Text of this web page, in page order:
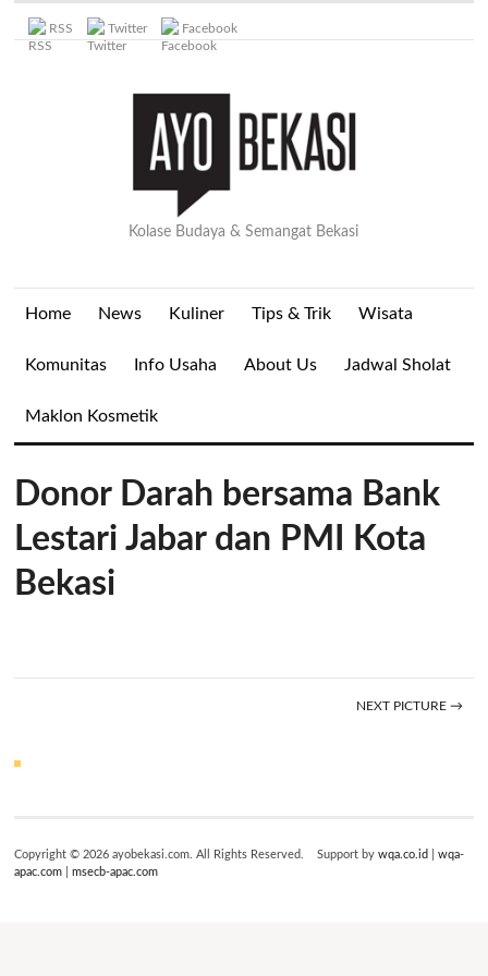
RSS Twitter Facebook
Kolase Budaya & Semangat Bekasi
Home News Kuliner Tips & Trik Wisata
Komunitas Info Usaha About Us Jadwal Sholat
Maklon Kosmetik
Donor Darah bersama Bank
Lestari Jabar dan PMI Kota
Bekasi
NEXT PICTURE →
Copyright © 2026 ayobekasi.com. All Rights Reserved. Support bywqa.co.id |wqa-
apac.com |msecb-apac.com